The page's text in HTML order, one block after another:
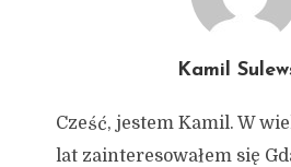
Kamil
Cześć, jestem Kamil. W
lat zainteresowałem się